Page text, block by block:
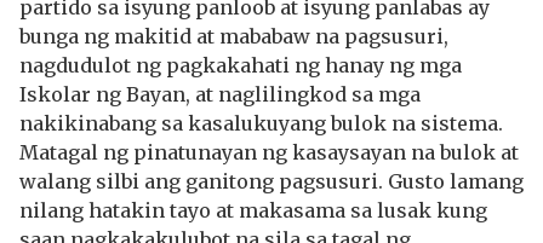
partido sa isyung panloob at isyung panlabas ay
bunga ng makitid at mababaw na pagsusuri,
nagdudulot ng pagkakahati ng hanay ng mga
Iskolar ng Bayan, at naglilingkod sa mga
nakikinabang sa kasalukuyang bulok na sistema.
Matagal ng pinatunayan ng kasaysayan na bulok at
walang silbi ang ganitong pagsusuri. Gusto lamang
nilang hatakin tayo at makasama sa lusak kung